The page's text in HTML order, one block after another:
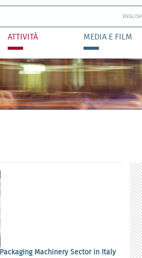
ENGLISH
ATTIVITÀ MEDIA E FILM
Machinery Sector in Italy